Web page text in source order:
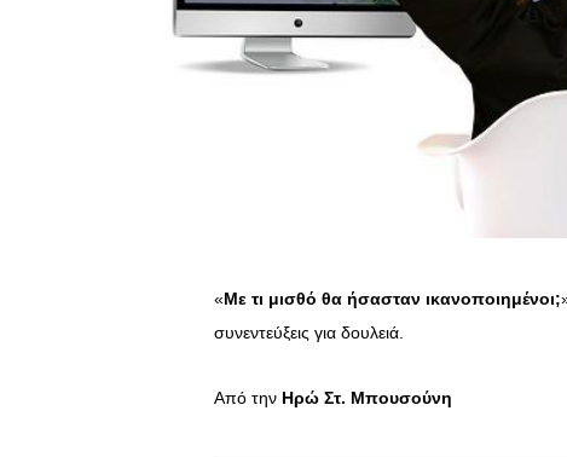
«Με τι μισθό θα ήσασταν ικανοποιημένοι;
συνεντεύξεις για δουλειά.
Από την Ηρώ Στ. Μπουσούνη